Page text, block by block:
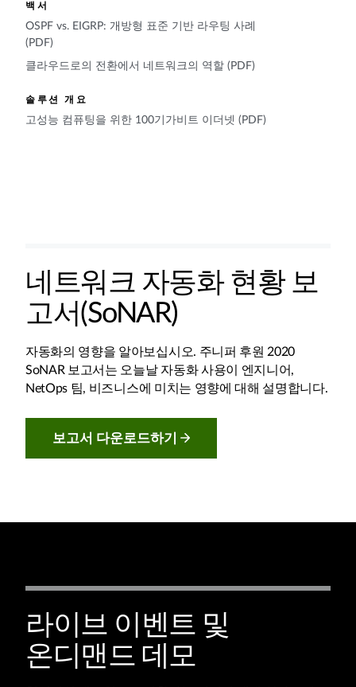
백서
OSPF vs. EIGRP: 개방형 표준 기반 라우팅 사례
(PDF)
클라우드로의 전환에서 네트워크의 역할 (PDF)
솔루션 개요
고성능 컴퓨팅을 위한 100기가비트 이더넷 (PDF)
네트워크 자동화 현황 보
고서(SoNAR)
자동화의 영향을 알아보십시오. 주니퍼 후원 2020
SoNAR 보고서는 오늘날 자동화 사용이 엔지니어,
NetOps 팀, 비즈니스에 미치는 영향에 대해 설명합니다.
보고서 다운로드하기
라이브 이벤트 및
온디맨드 데모